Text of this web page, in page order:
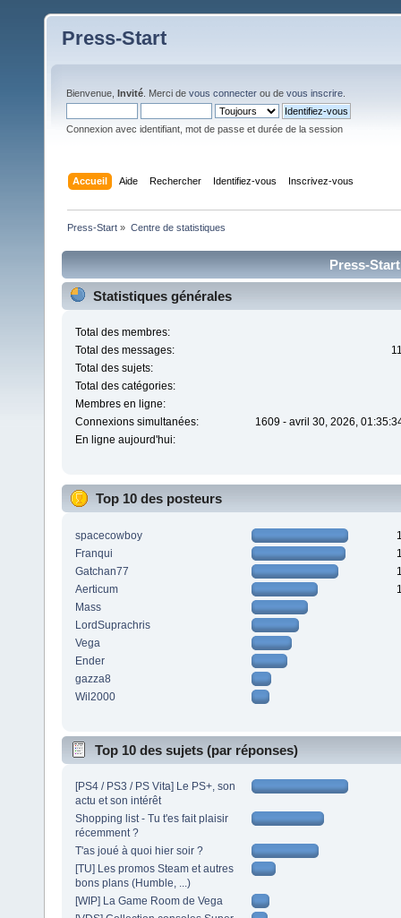
Press-Start
Bienvenue, Invité . Merci de vous connecter ou de vous inscrire
Connexion avec identifiant, mot de passe et durée de la session
Accueil Aide Rechercher Identifiez-vous Inscrivez-vous
Press-Start » Centre de statistiques
Press-
Statistiques générales
Total des membres:
Total des messages:
Total des sujets:
Total des catégories:
Membres en ligne:
Connexions simultanées:
1609 - avril 30, 2026,
En ligne aujourd'hui:
Top 10 des posteurs
spacecowboy
Franqui
Gatchan77
Aerticum
Mass
LordSuprachris
Vega
Ender
gazza8
Wil2000
Top 10 des sujets (par réponses)
[PS4 / PS3 / PS Vita] Le PS+, son
actu et son intérêt
Shopping list - Tu t'es fait plaisir
récemment ?
T'as joué à quoi hier soir ?
[TU] Les promos Steam et autres
bons plans (Humble, ...)
[WIP] La Game Room de Vega